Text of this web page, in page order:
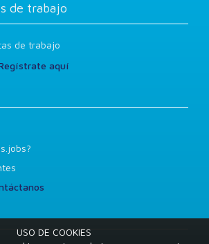
de trabajo
de trabajo
aquí
USO DE COOKIES